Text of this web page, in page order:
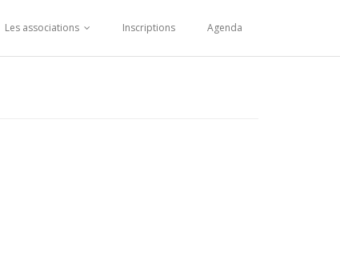
Les associations Inscriptions Agenda